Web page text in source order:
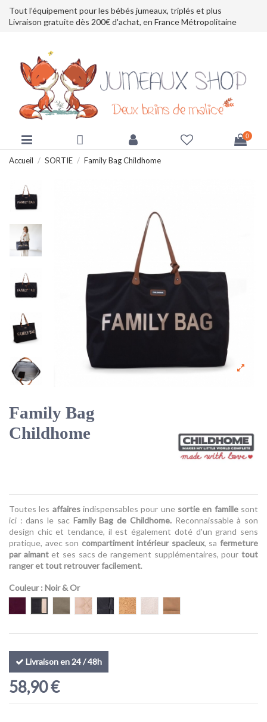
Tout l’équipement pour les bébés jumeaux, triplés et plus
Livraison gratuite dès 200€ d'achat, en France Métropolitaine
0
Accueil SORTIE Family Bag Childhome
Family Bag
Childhome
Toutes les affairesindispensables pour une sortie en famillesont
ici : dans le sac Family Bag de Childhome. Reconnaissable à son
design chic et tendance, il est également doté d'un grand sens
pratique, avec son compartiment intérieur spacieux, sa fermeture
par aimantet ses sacs de rangement supplémentaires, pourtout
ranger et tout retrouver facilement.
Couleur: Noir & Or
AubergineNoir & Or Beige Matelassé
Noir Matelassé
Teddy Beige
Livraison en 24 / 48h
58,90 €